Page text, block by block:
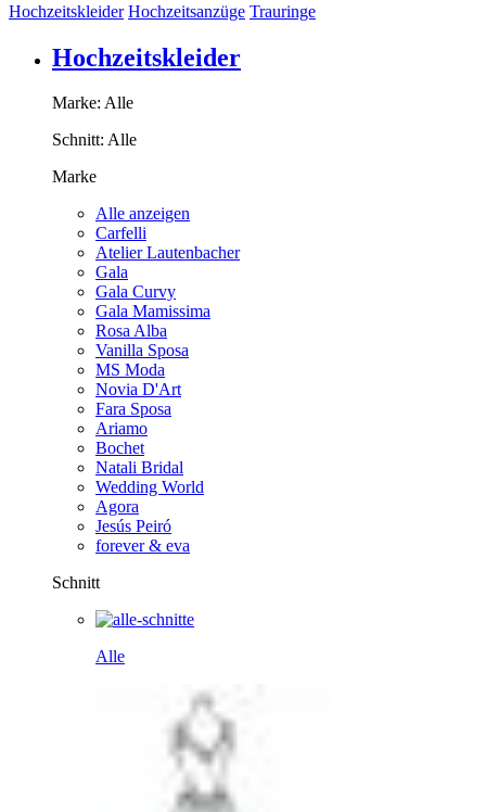
Hochzeitskleider Hochzeitsanzüge Trauringe
Hochzeitskleider
Marke: Alle
Schnitt: Alle
Marke
Alle anzeigen
Carfelli
Atelier Lautenbacher
Gala
Gala Curvy
Gala Mamissima
Rosa Alba
Vanilla Sposa
MS Moda
Novia D'Art
Fara Sposa
Ariamo
Bochet
Natali Bridal
Wedding World
Agora
Jesús Peiró
forever & eva
Schnitt
Alle